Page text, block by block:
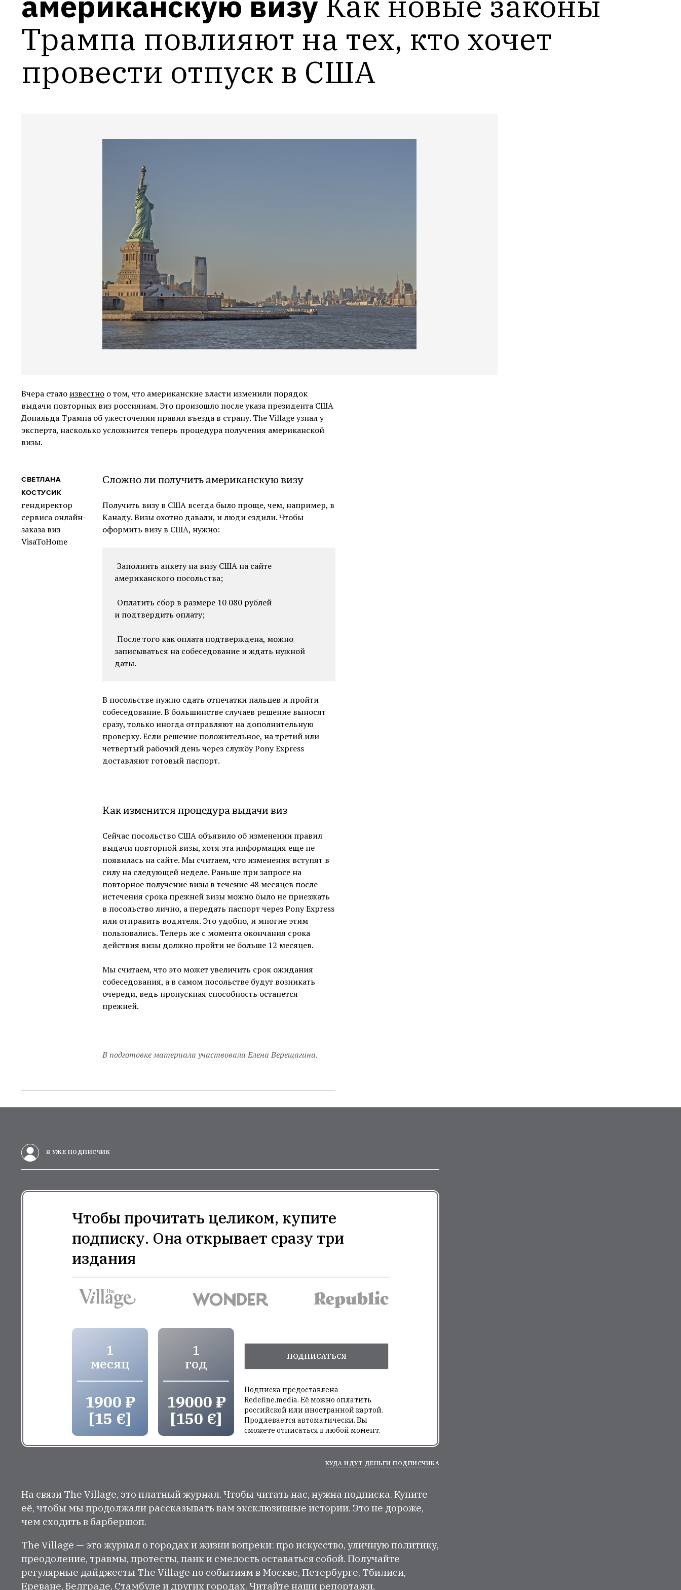
Трампа повлияют на тех, кто хочет
провести отпуск в США
Вчера стало известно о том, что американские власти изменили порядок
выдачи повторных виз россиянам. Это произошло после указа президента США
Дональда Трампа об ужесточении правил въезда в страну. The Village узнал у
эксперта, насколько усложнится теперь процедура получения американской
визы.
СВЕТЛАНА
КОСТУСИК
гендиректор
сервиса онлайн-
заказа виз
VisaToHome
Сложно ли получить американскую визу
Получить визу в США всегда было проще, чем, например, в
Канаду. Визы охотно давали, и люди ездили. Чтобы
оформить визу в США, нужно:
Заполнить анкету на визу США на сайте
американского посольства;
Оплатить сбор в размере 10 080 рублей
и подтвердить оплату;
После того как оплата подтверждена, можно
записываться на собеседование и ждать нужной
даты.
В посольстве нужно сдать отпечатки пальцев и пройти
собеседование. В большинстве случаев решение выносят
сразу, только иногда отправляют на дополнительную
проверку. Если решение положительное, на третий или
четвертый рабочий день через службу Pony Express
доставляют готовый паспорт.
Как изменится процедура выдачи виз
Сейчас посольство США объявило об изменении правил
выдачи повторной визы, хотя эта информация еще не
появилась на сайте. Мы считаем, что изменения вступят в
силу на следующей неделе. Раньше при запросе на
повторное получение визы в течение 48 месяцев после
истечения срока прежней визы можно было не приезжать
в посольство лично, а передать паспорт через Pony Express
или отправить водителя. Это удобно, и многие этим
пользовались. Теперь же с момента окончания срока
действия визы должно пройти не больше 12 месяцев.
Мы считаем, что это может увеличить срок ожидания
собеседования, а в самом посольстве будут возникать
очереди, ведь пропускная способность останется
прежней.
В подготовке материала участвовала Елена Верещагина.
Я УЖЕ ПОДПИСЧИК
Чтобы прочитать целиком, купите
подписку. Она открывает сразу три
издания
1
месяц
1900 ₽
[15 €]
1
год
19000 ₽
[150 €]
ПОДПИСАТЬСЯ
Подписка предоставлена
Redefine.media. Её можно оплатить
российской или иностранной картой.
Продлевается автоматически. Вы
сможете отписаться в любой момент.
КУДА ИДУТ ДЕНЬГИ ПОДПИСЧИКА
На связи The Village, это платный журнал. Чтобы читать нас, нужна подписка. Купите
её, чтобы мы продолжали рассказывать вам эксклюзивные истории. Это не дороже,
чем сходить в барбершоп.
The Village — это журнал о городах и жизни вопреки: про искусство, уличную политику,
преодоление, травмы, протесты, панк и смелость оставаться собой. Получайте
регулярные дайджесты The Village по событиям в Москве, Петербурге, Тбилиси,
Ереване, Белграде, Стамбуле и других городах. Читайте наши репортажи,